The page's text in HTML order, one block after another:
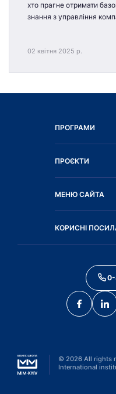
хто прагне отримати
знання з управління
02 квітня 2025 р.
ПРОГРАМИ
ПРОЄКТИ
МЕНЮ САЙТА
КОРИСНІ
© 2026 All rights
International